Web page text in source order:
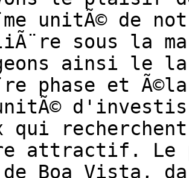
unitÃ© de
sous la
ainsi le
phase et
qui
attractif. Le
Boa Vista,